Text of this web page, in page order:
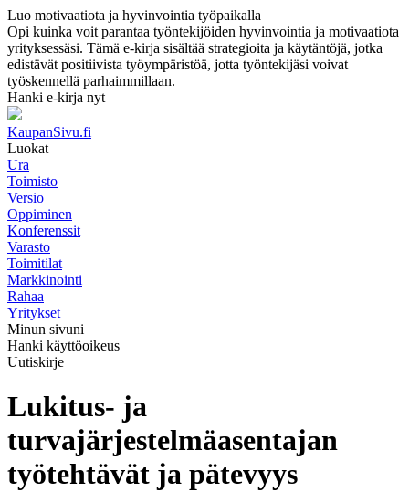
Luo motivaatiota ja hyvinvointia työpaikalla
Opi kuinka voit parantaa työntekijöiden hyvinvointia ja motivaatiota
yrityksessäsi. Tämä e-kirja sisältää strategioita ja käytäntöjä, jotka
edistävät positiivista työympäristöä, jotta työntekijäsi voivat
työskennellä parhaimmillaan.
Hanki e-kirja nyt
KaupanSivu.fi
Luokat
Ura
Toimisto
Versio
Oppiminen
Konferenssit
Varasto
Toimitilat
Markkinointi
Rahaa
Yritykset
Minun sivuni
Hanki käyttöoikeus
Uutiskirje
Lukitus- ja
turvajärjestelmäasentajan
työtehtävät ja pätevyys